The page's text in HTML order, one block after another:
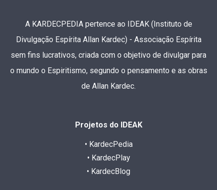
A KARDECPEDIA pertence ao IDEAK (Instituto de
Divulgação Espírita Allan Kardec) - Associação Espírita
sem fins lucrativos, criada com o objetivo de divulgar para
o mundo o Espiritismo, segundo o pensamento e as obras
de Allan Kardec.
Projetos do IDEAK
• KardecPedia
• KardecPlay
• KardecBlog